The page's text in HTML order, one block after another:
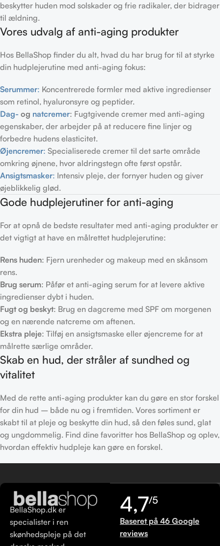
beskytter huden mod solskader og frie radikaler, der bidrager
til ældning.
Vores udvalg af anti-aging produkter
Hos BellaShop finder du alt, hvad du har brug for til at styrke
din hudplejerutine med anti-aging fokus:
Serummer: Koncentrerede formler med aktive ingredienser
som retinol, hyaluronsyre og peptider.
Dag- og natcremer: Fugtgivende cremer med anti-aging
egenskaber, der arbejder på at reducere fine linjer og
forbedre hudens elasticitet.
Øjencremer: Specialiserede cremer til det sarte område
omkring øjnene, hvor aldringstegn ofte først opstår.
Ansigtsmasker: Intensiv pleje, der fornyer huden og giver
øjeblikkelig glød.
Gode hudplejerutiner for anti-aging
For at opnå de bedste resultater med anti-aging produkter er
det vigtigt at have en målrettet hudplejerutine:
Rens huden: Fjern urenheder og makeup med en skånsom
rens.
Brug serum: Påfør et anti-aging serum for at levere aktive
ingredienser dybt i huden.
Fugt og beskyt: Brug en dagcreme med SPF om morgenen
og en nærende natcreme om aftenen.
Ekstra pleje: Tilføj en ansigtsmaske eller øjencreme for at
målrette særlige områder.
Skab en hud, der stråler af sundhed og
vitalitet
Med de rette anti-aging produkter kan du gøre en stor forskel
for din hud – både nu og i fremtiden. Vores sortiment er
skabt til at pleje og beskytte din hud, så den føles sund, glat
og ungdommelig. Find dine favoritter hos BellaShop og oplev,
hvordan effektiv hudpleje kan gøre en forskel.
BellaShop.dk er
specialister i ren
skønhedspleje på det
4,7/5
Baseret på 46 Google
reviews